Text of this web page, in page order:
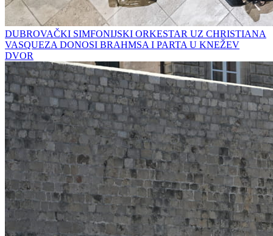
DUBROVAČKI SIMFONIJSKI ORKESTAR UZ CHRISTIANA
VASQUEZA DONOSI BRAHMSA I PARTA U KNEŽEV
DVOR